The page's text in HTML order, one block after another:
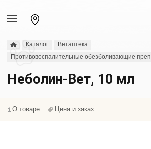
Каталог
Ветаптека
Противовоспалительные обезболивающие
Неболин-Вет, 10 мл
О товаре Цена и заказ